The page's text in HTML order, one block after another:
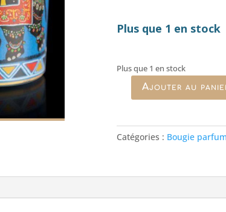
Plus que 1 en stock
Plus que 1 en stock
quantité
bougie
Sandalo
Ajouter au
Catégories : Bougie